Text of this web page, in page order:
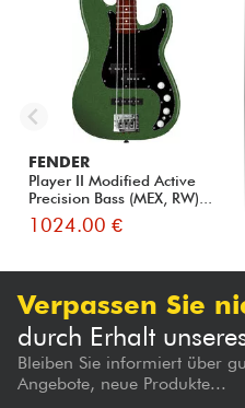
FENDER
Player II Modified Active
Precision Bass (MEX, RW)...
1024.00 €
Verpassen Sie
durch Erhalt
Bleiben Sie informiert über
Angebote, neue Produkte...